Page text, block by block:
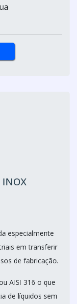
INOX
especialmente
em transferir
de fabricação.
AISI 316 o que
de líquidos sem